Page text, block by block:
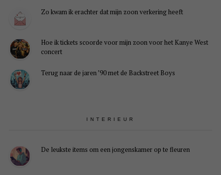
Zo kwam ik erachter dat mijn zoon verkering heeft
Hoe ik tickets scoorde voor mijn zoon voor het Kanye West
concert
Terug naar de jaren ’90 met de Backstreet Boys
INTERIEUR
De leukste items om een jongenskamer op te fleuren